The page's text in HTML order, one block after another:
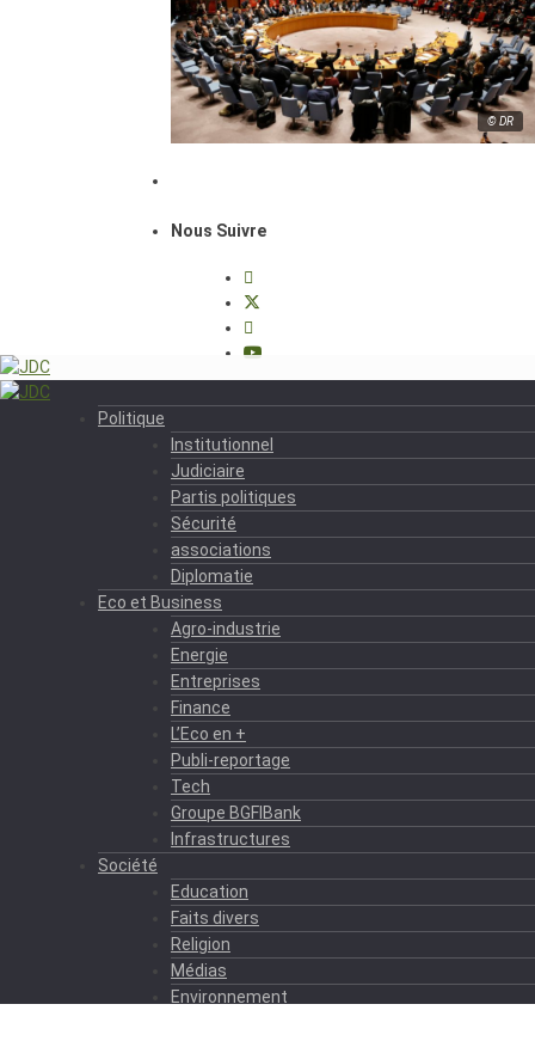
© DR
Nous Suivre
Politique
Institutionnel
Judiciaire
Partis politiques
Sécurité
associations
Diplomatie
Eco et Business
Agro-industrie
Energie
Entreprises
Finance
L’Eco en +
Publi-reportage
Tech
Groupe BGFIBank
Infrastructures
Société
Education
Faits divers
Religion
Médias
Environnement